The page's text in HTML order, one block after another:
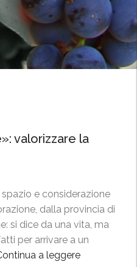
valorizzare la
spazio e considerazione
dalla provincia di
si dice da una vita, ma
per arrivare a un
a leggere